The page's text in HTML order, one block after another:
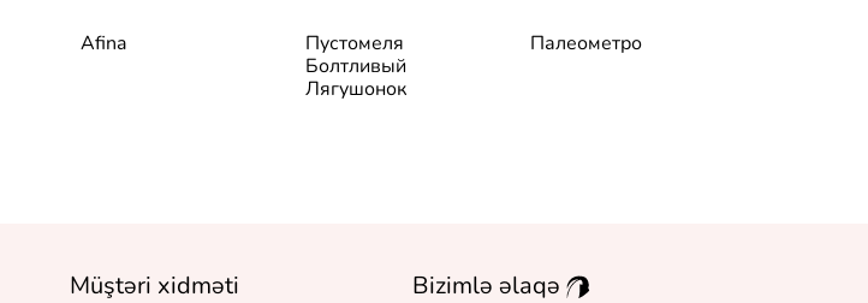
Afina
Пустомеля
Болтливый
Лягушонок
Палеометро
Müştəri xidməti Bizimlə əlaqə